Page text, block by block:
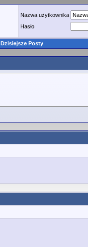
Nazwa użytkownika
Hasło
Dzisiejsze Posty